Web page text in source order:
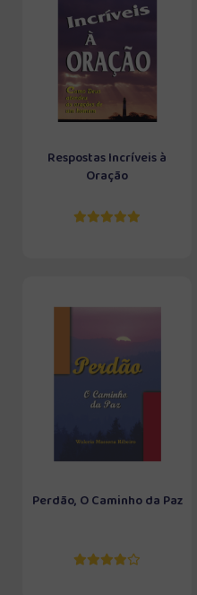
Respostas Incríveis à
Oração
Perdão, O Caminho da Paz